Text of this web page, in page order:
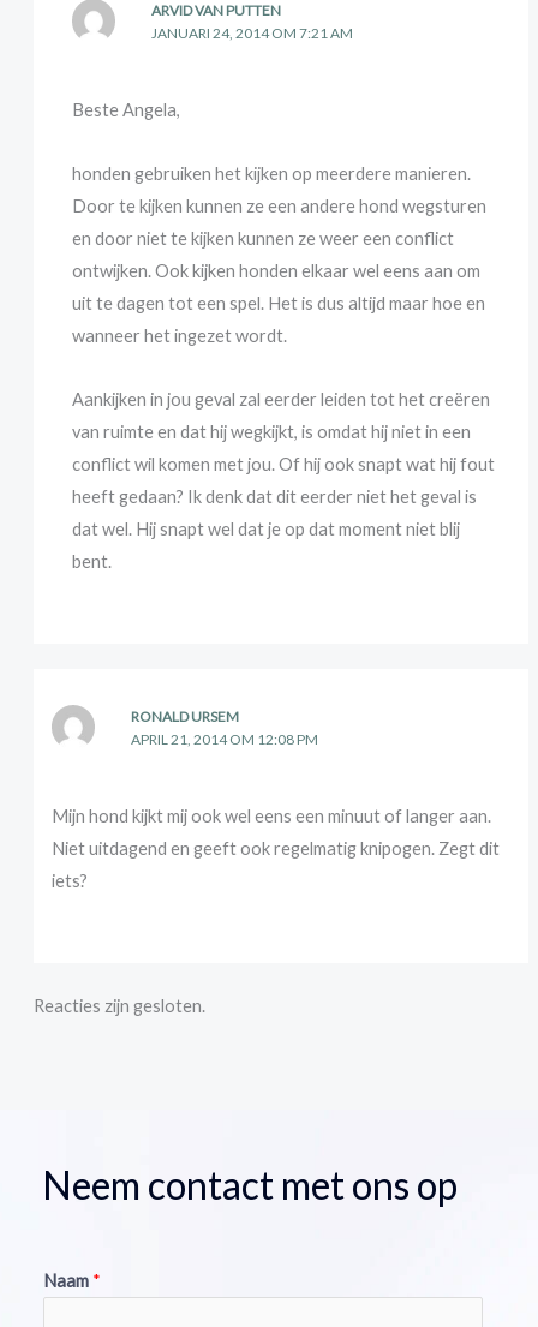
ARVID VAN PUTTEN
JANUARI 24, 2014 OM 7:21 AM
Beste Angela,
honden gebruiken het kijken op meerdere manieren.
Door te kijken kunnen ze een andere hond wegsturen
en door niet te kijken kunnen ze weer een conflict
ontwijken. Ook kijken honden elkaar wel eens aan om
uit te dagen tot een spel. Het is dus altijd maar hoe en
wanneer het ingezet wordt.
Aankijken in jou geval zal eerder leiden tot het creëren
van ruimte en dat hij wegkijkt, is omdat hij niet in een
conflict wil komen met jou. Of hij ook snapt wat hij fout
heeft gedaan? Ik denk dat dit eerder niet het geval is
dat wel. Hij snapt wel dat je op dat moment niet blij
bent.
RONALD URSEM
APRIL 21, 2014 OM 12:08 PM
Mijn hond kijkt mij ook wel eens een minuut of langer aan.
Niet uitdagend en geeft ook regelmatig knipogen. Zegt dit
iets?
Reacties zijn gesloten.
Neem contact met ons op
Naam *